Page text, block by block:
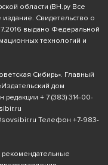
области (ВН.ру Все
Свидетельство о
выдано Федеральной
технологий и
Сибирь». Главный
дом
редакции + 7 (383) 314-00-
Телефон +7-983-